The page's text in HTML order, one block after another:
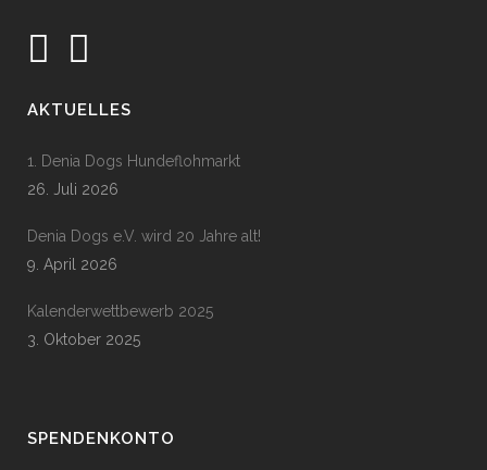
AKTUELLES
1. Denia Dogs Hundeflohmarkt
26. Juli 2026
Denia Dogs e.V. wird 20 Jahre alt!
9. April 2026
Kalenderwettbewerb 2025
3. Oktober 2025
SPENDENKONTO